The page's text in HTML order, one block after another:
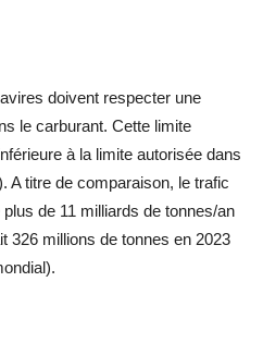
doivent respecter une
le carburant. Cette limite
à la limite autorisée dans
A titre de comparaison, le trafic
de 11 milliards de tonnes/an
326 millions de tonnes en 2023